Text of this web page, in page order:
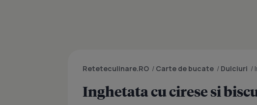
Reteteculinare.RO / Carte de bucate / Dulciuri /
Inghetata cu cirese si